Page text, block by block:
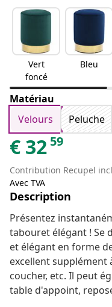
Vert
foncé
Bleu
Matériau
Velours
Peluche
€ 32 59
Contribution Recupel
Avec TVA
Description
Présentez
tabouret élégant ! Se
et élégant en forme
excellent supplément
coucher, etc. Il peut
table d'appoint,